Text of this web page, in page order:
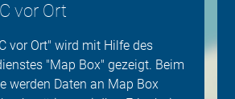
vor Ort
vor Ort" wird mit Hilfe des
"Map Box" gezeigt. Beim
werden Daten an Map Box